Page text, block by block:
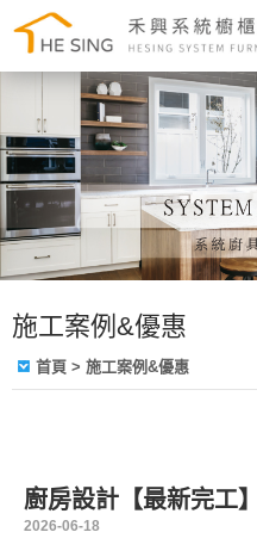
施工案例&優惠
首頁 > 施工案例&優惠
廚房設計【最新完工
2026-06-18